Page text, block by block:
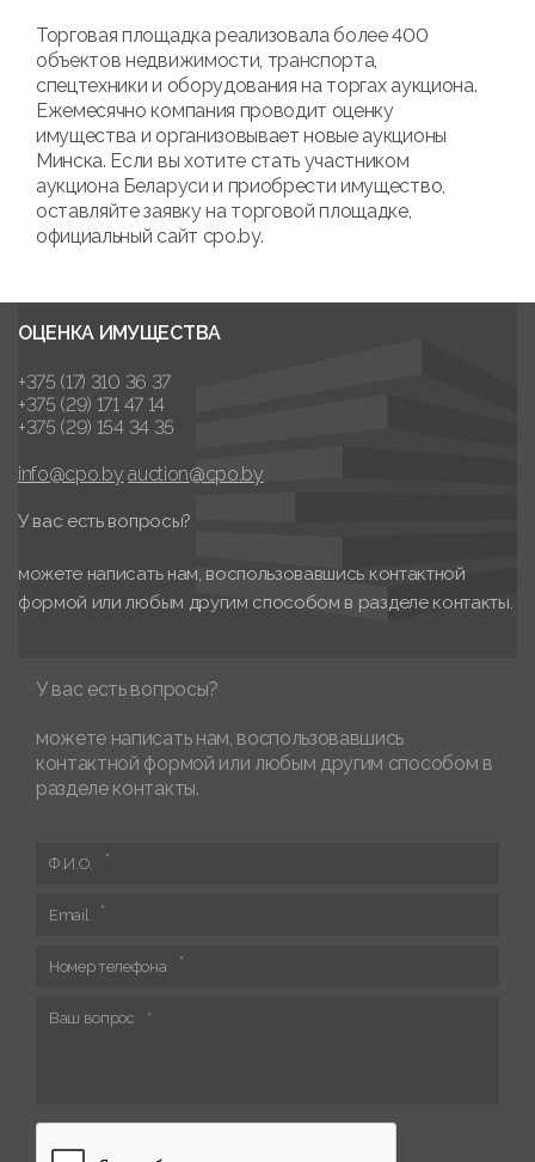
Торговая площадка реализовала более 400
объектов недвижимости, транспорта,
спецтехники и оборудования на торгах аукциона.
Ежемесячно компания проводит оценку
имущества и организовывает новые аукционы
Минска. Если вы хотите стать участником
аукциона Беларуси и приобрести имущество,
оставляйте заявку на торговой площадке,
официальный сайт cpo.by.
ОЦЕНКА ИМУЩЕСТВА
+375 (17) 310 36 37
+375 (29) 171 47 14
+375 (29) 154 34 35
info@cpo.by auction@cpo.by
У вас есть вопросы?
можете написать нам, воспользовавшись контактной
формой или любым другим способом в разделе контакты.
У вас есть вопросы?
можете написать нам, воспользовавшись
контактной формой или любым другим способом в
разделе контакты.
Ф.И.О.
Email
Номер телефона
Ваш вопрос